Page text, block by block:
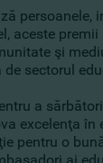
aceste
şi
sectorul
a
excelenţa
pentru o